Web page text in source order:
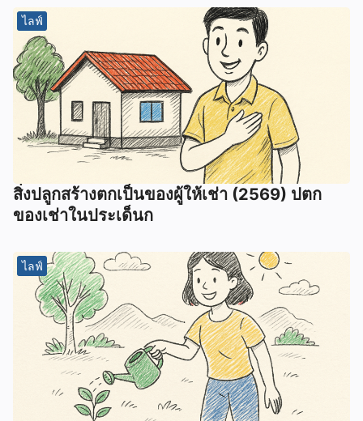
ไลฟ์
สิ่งปลูกสร้างตกเป็นของผู้ให้เช่า (2569) ปตก
ของเช่าในประเด็นก
ไลฟ์